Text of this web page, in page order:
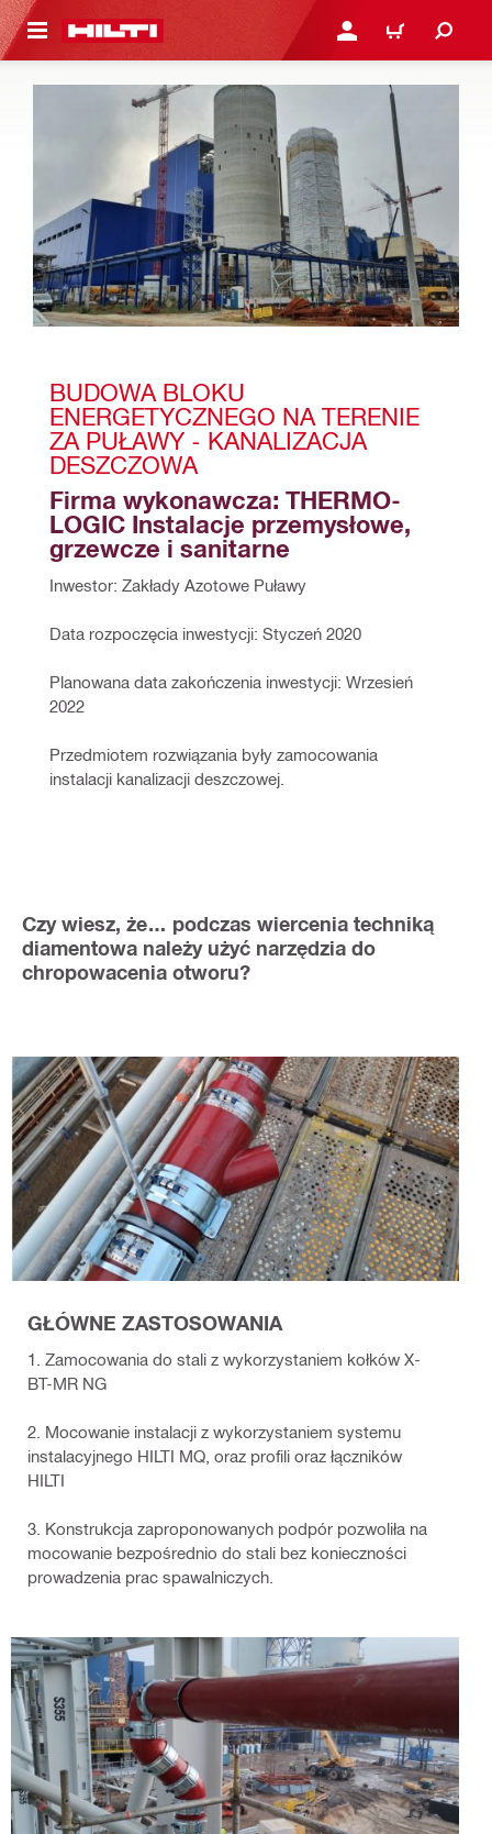
GŁÓWNEJ ZALOGUJ SIĘ LUB
KOSZYK
BUDOWA BLOKU
ENERGETYCZNEGO NA TERENIE
ZA PUŁAWY - KANALIZACJA
DESZCZOWA
Firma wykonawcza: THERMO-
LOGIC Instalacje przemysłowe,
grzewcze i sanitarne
Inwestor: Zakłady Azotowe Puławy
Data rozpoczęcia inwestycji: Styczeń 2020
Planowana data zakończenia inwestycji: Wrzesień
2022
Przedmiotem rozwiązania były zamocowania
instalacji kanalizacji deszczowej.
Czy wiesz, że… podczas wiercenia techniką
diamentowa należy użyć narzędzia do
chropowacenia otworu?
GŁÓWNE ZASTOSOWANIA
1. Zamocowania do stali z wykorzystaniem kołków X-
BT-MR NG
2. Mocowanie instalacji z wykorzystaniem systemu
instalacyjnego HILTI MQ, oraz profili oraz łączników
HILTI
3. Konstrukcja zaproponowanych podpór pozwoliła na
mocowanie bezpośrednio do stali bez konieczności
prowadzenia prac spawalniczych.